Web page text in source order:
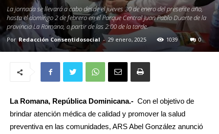
La jornada se llevará a cabo desde el jueves 30 de enero del presente año,
hasta el domingo 2 de febrero en el Parque Central Juan Pablo Duarte de la
provincia La Romana, a partir de las 2:00 de la tarde.
Por Redacción Consentidosocial - 29 enero, 2025 1039 0
La Romana, República Dominicana.- Con el objetivo de
brindar atención médica de calidad y promover la salud
preventiva en las comunidades, ARS Abel González anunció